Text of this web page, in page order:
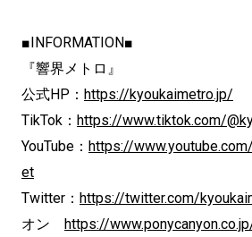
■INFORMATION■
『響界メトロ』
公式HP： https://kyoukaimetro.jp/
TikTok： https://www.tiktok.com/
YouTube： https://
et
Twitter： https://twitter.com/
オン https://